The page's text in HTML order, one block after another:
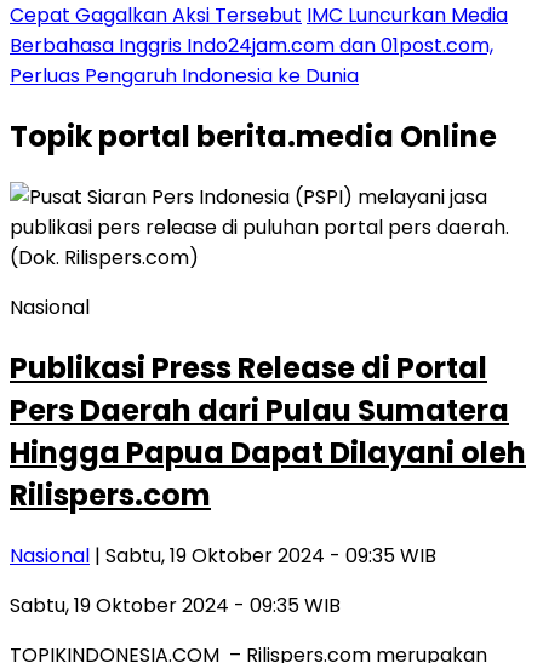
Cepat Gagalkan Aksi Tersebut IMC Luncurkan Media
Berbahasa Inggris Indo24jam.com dan 01post.com,
Perluas Pengaruh Indonesia ke Dunia
Topikportal berita.media Online
Nasional
Publikasi Press Release di Portal
Pers Daerah dari Pulau Sumatera
Hingga Papua Dapat Dilayani oleh
Rilispers.com
Nasional | Sabtu, 19 Oktober 2024 - 09:35 WIB
Sabtu, 19 Oktober 2024 - 09:35 WIB
TOPIKINDONESIA.COM – Rilispers.com merupakan